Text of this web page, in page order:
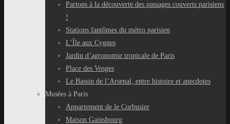
Partons à la découverte des passages couverts parisiens
!
Stations fantômes du métro parisien
L’Île aux Cygnes
Jardin d’agronomie tropicale de Paris
Place des Vosges
Le Bassin de l’Arsenal, entre histoire et anecdotes
Musées à Paris
Appartement de le Corbusier
Maison Gainsbourg